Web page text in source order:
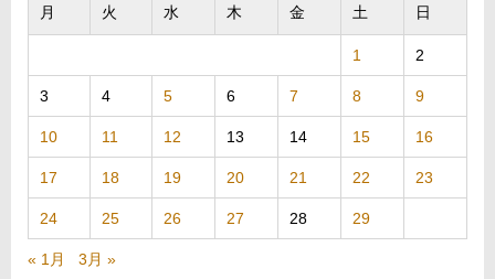
月 火 水 木 金 土 日
1 2
3 4 5 6 7 8 9
10 11 12 13 14 15 16
17 18 19 20 21 22 23
24 25 26 27 28 29
« 1月 3月 »